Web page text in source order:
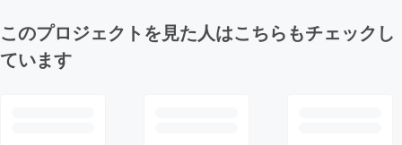
このプロジェクトを見た人はこちらもチェックし
ています